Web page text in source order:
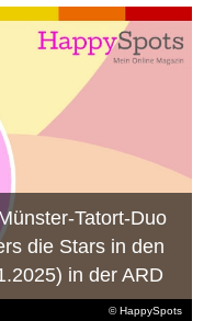
© HappySpots
Tatort-Duo
die Stars in den
in der ARD